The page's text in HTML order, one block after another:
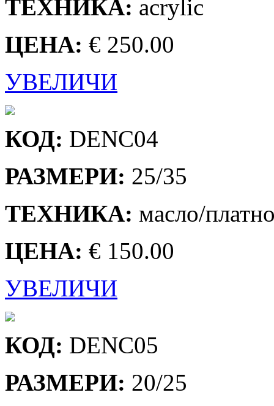
ТЕХНИКА: acrylic
ЦЕНА: € 250.00
УВЕЛИЧИ
КОД: DENC04
РАЗМЕРИ: 25/35
ТЕХНИКА: масло/
ЦЕНА: € 150.00
УВЕЛИЧИ
КОД: DENC05
РАЗМЕРИ: 20/25